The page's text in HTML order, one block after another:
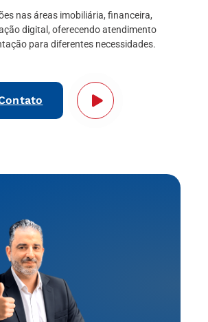
nas áreas imobiliária, financeira,
digital, oferecendo atendimento
para diferentes necessidades.